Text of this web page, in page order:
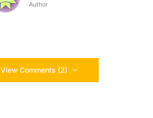
Author
View Comments (2)